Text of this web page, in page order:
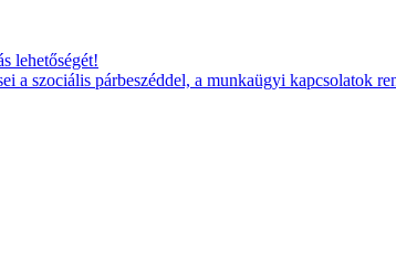
lehetőségét!
a szociális párbeszéddel, a munkaügyi kapcsolatok